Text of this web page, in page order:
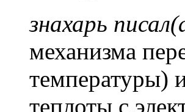
знахарь
механизма
температуры)
теплоты с